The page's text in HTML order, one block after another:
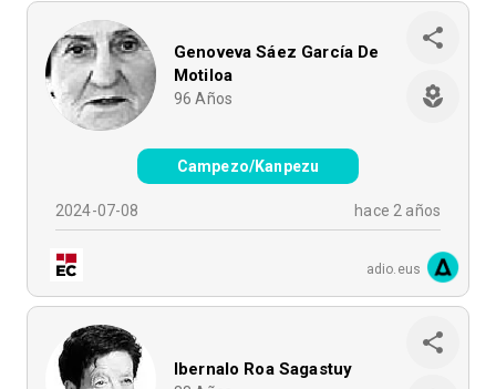
Genoveva Sáez García De
Motiloa
96 Años
Campezo/Kanpezu
2024-07-08 hace 2 años
adio.eus
Ibernalo Roa Sagastuy